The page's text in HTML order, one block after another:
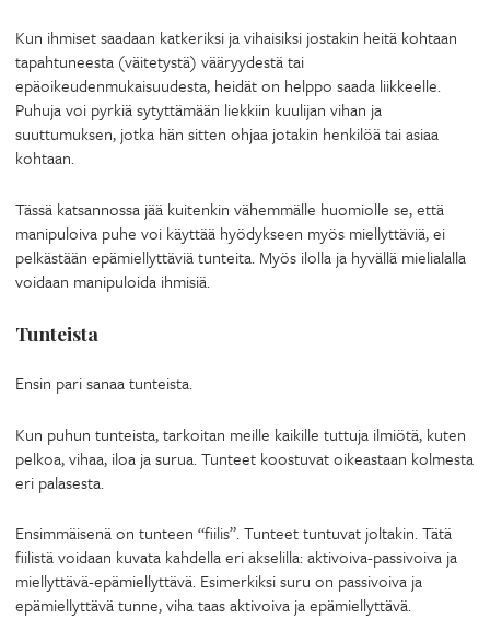
Kun ihmiset saadaan katkeriksi ja vihaisiksi jostakin heitä kohtaan
tapahtuneesta (väitetystä) vääryydestä tai
epäoikeudenmukaisuudesta, heidät on helppo saada liikkeelle.
Puhuja voi pyrkiä sytyttämään liekkiin kuulijan vihan ja
suuttumuksen, jotka hän sitten ohjaa jotakin henkilöä tai asiaa
kohtaan.
Tässä katsannossa jää kuitenkin vähemmälle huomiolle se, että
manipuloiva puhe voi käyttää hyödykseen myös miellyttäviä, ei
pelkästään epämiellyttäviä tunteita. Myös ilolla ja hyvällä mielialalla
voidaan manipuloida ihmisiä.
Tunteista
Ensin pari sanaa tunteista.
Kun puhun tunteista, tarkoitan meille kaikille tuttuja ilmiötä, kuten
pelkoa, vihaa, iloa ja surua. Tunteet koostuvat oikeastaan kolmesta
eri palasesta.
Ensimmäisenä on tunteen “fiilis”. Tunteet tuntuvat joltakin. Tätä
fiilistä voidaan kuvata kahdella eri akselilla: aktivoiva-passivoiva ja
miellyttävä-epämiellyttävä. Esimerkiksi suru on passivoiva ja
epämiellyttävä tunne, viha taas aktivoiva ja epämiellyttävä.